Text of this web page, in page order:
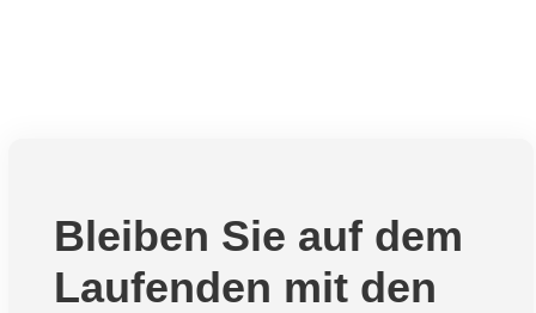
Bleiben Sie auf dem
Laufenden mit den